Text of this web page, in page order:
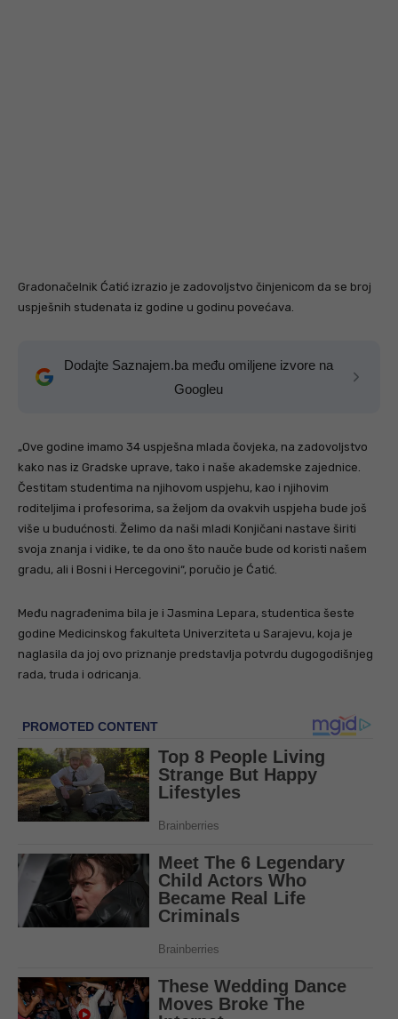
Gradonačelnik Ćatić izrazio je zadovoljstvo činjenicom da se broj
uspješnih studenata iz godine u godinu povećava.
Dodajte Saznajem.ba među omiljene izvore na
Googleu
„Ove godine imamo 34 uspješna mlada čovjeka, na zadovoljstvo
kako nas iz Gradske uprave, tako i naše akademske zajednice.
Čestitam studentima na njihovom uspjehu, kao i njihovim
roditeljima i profesorima, sa željom da ovakvih uspjeha bude još
više u budućnosti. Želimo da naši mladi Konjičani nastave širiti
svoja znanja i vidike, te da ono što nauče bude od koristi našem
gradu, ali i Bosni i Hercegovini“, poručio je Ćatić.
Među nagrađenima bila je i Jasmina Lepara, studentica šeste
godine Medicinskog fakulteta Univerziteta u Sarajevu, koja je
naglasila da joj ovo priznanje predstavlja potvrdu dugogodišnjeg
rada, truda i odricanja.